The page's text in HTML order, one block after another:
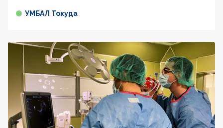
УМБАЛ Токуда